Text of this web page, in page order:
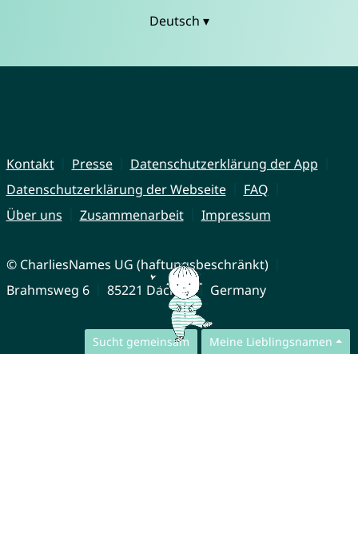
Sucht gemeinsam Meine Lieblingsnamen
Deutsch ▾
Kontakt Presse
Datenschutzerklärung der App
Datenschutzerklärung der Webseite
FAQ
Über uns
Zusammenarbeit Impressum
© CharliesNames UG (haftungsbeschränkt)
Brahmsweg 6
85221 Dachau Germany